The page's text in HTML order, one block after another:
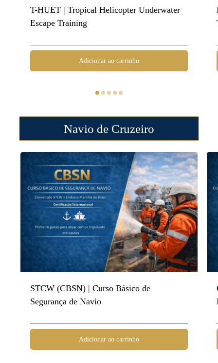
T-HUET | Tropical Helicopter Underwater
Escape Training
Adicionar ao carrinho
Navio de Cruzeiro
STCW (CBSN) | Curso Básico de
Segurança de Navio
Adicionar ao carrinho